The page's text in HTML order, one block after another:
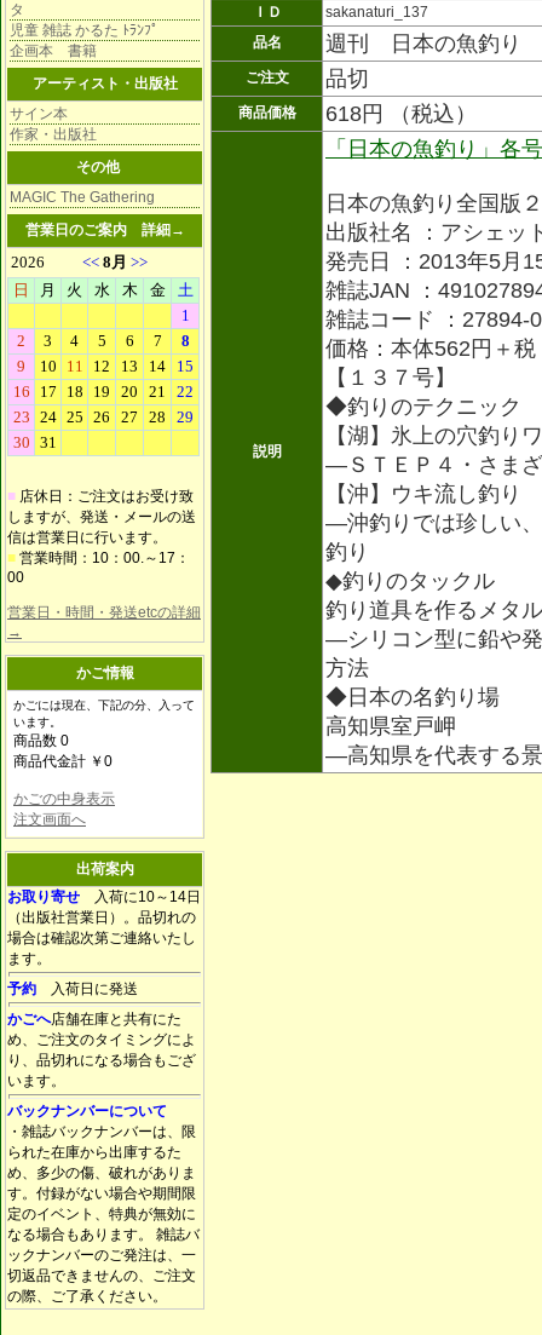
タ
児童 雑誌 かるた ﾄﾗﾝﾌﾟ
企画本 書籍
アーティスト・出版社
サイン本
作家・出版社
その他
MAGIC The Gathering
営業日のご案内 詳細→
■ 店休日：ご注文はお受け致
しますが、発送・メールの送
信は営業日に行います。
■ 営業時間：10：00.～17：
00
営業日・時間・発送etcの詳細
→
かご情報
かごには現在、下記の分、入って
います。
商品数 0
商品代金計 ￥0
かごの中身表示
注文画面へ
出荷案内
お取り寄せ 入荷に10～14日
（出版社営業日）。品切れの
場合は確認次第ご連絡いたし
ます。
予約 入荷日に発送
かごへ店舗在庫と共有にた
め、ご注文のタイミングによ
り、品切れになる場合もござ
います。
バックナンバーについて
・雑誌バックナンバーは、限
られた在庫から出庫するた
め、多少の傷、破れがありま
す。付録がない場合や期間限
定のイベント、特典が無効に
なる場合もあります。 雑誌バ
ックナンバーのご発注は、一
切返品できませんの、ご注文
の際、ご了承ください。
ＩＤ
sakanaturi_137
品名
週刊 日本の魚釣り
ご注文 品切
商品価格 618円 （税込）
説明
「日本の魚釣り」各
日本の魚釣り全国版
出版社名 ：アシェッ
発売日 ：2013年5月
雑誌JAN ：
雑誌コード ：27894-
価格：本体562円＋税
【１３７号】
◆釣りのテクニック
【湖】氷上の穴釣り
―ＳＴＥＰ４・さま
【沖】ウキ流し釣り
―沖釣りでは珍しい
釣り
◆釣りのタックル
釣り道具を作るメタ
―シリコン型に鉛や
方法
◆日本の名釣り場
高知県室戸岬
―高知県を代表する